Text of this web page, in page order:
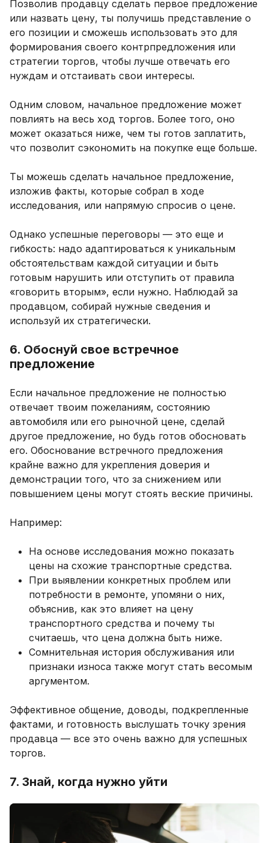
Позволив продавцу сделать первое предложение
или назвать цену, ты получишь представление о
его позиции и сможешь использовать это для
формирования своего контрпредложения или
стратегии торгов, чтобы лучше отвечать его
нуждам и отстаивать свои интересы.
Одним словом, начальное предложение может
повлиять на весь ход торгов. Более того, оно
может оказаться ниже, чем ты готов заплатить,
что позволит сэкономить на покупке еще больше.
Ты можешь сделать начальное предложение,
изложив факты, которые собрал в ходе
исследования, или напрямую спросив о цене.
Однако успешные переговоры — это еще и
гибкость: надо адаптироваться к уникальным
обстоятельствам каждой ситуации и быть
готовым нарушить или отступить от правила
«говорить вторым», если нужно. Наблюдай за
продавцом, собирай нужные сведения и
используй их стратегически.
6. Обоснуй свое встречное
предложение
Если начальное предложение не полностью
отвечает твоим пожеланиям, состоянию
автомобиля или его рыночной цене, сделай
другое предложение, но будь готов обосновать
его. Обоснование встречного предложения
крайне важно для укрепления доверия и
демонстрации того, что за снижением или
повышением цены могут стоять веские причины.
Например:
На основе исследования можно показать
цены на схожие транспортные средства.
При выявлении конкретных проблем или
потребности в ремонте, упомяни о них,
объяснив, как это влияет на цену
транспортного средства и почему ты
считаешь, что цена должна быть ниже.
Сомнительная история обслуживания или
признаки износа также могут стать весомым
аргументом.
Эффективное общение, доводы, подкрепленные
фактами, и готовность выслушать точку зрения
продавца — все это очень важно для успешных
торгов.
7. Знай, когда нужно уйти